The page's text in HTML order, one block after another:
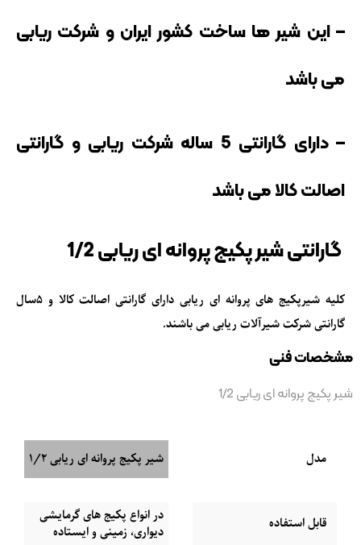
– این شیر ها ساخت کشور ایران و شرکت ریابی
می باشد
– دارای گارانتی 5 ساله شرکت ریابی و گارانتی
اصالت کالا می باشد
گارانتی شیر پکیج پروانه ای ریابی 1/2
کلیهشیرپکیج های پروانه ای
ریابی دارای گارانتی اصالت کالا و 5سال
گارانتی شرکت شیرآلات ریابی می باشند.
مشخصات فنی
شیر پکیج پروانه ای ریابی 1/2
مدل شیر پکیج پروانه ای ریابی 1/2
قابل استفاده
در انواع پکیج های گرمایشی
دیواری، زمینی و ایستاده